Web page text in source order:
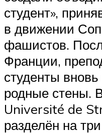
студент»,
в движении
фашистов.
Франции,
студенты
родные стены.
Université de
разделён на